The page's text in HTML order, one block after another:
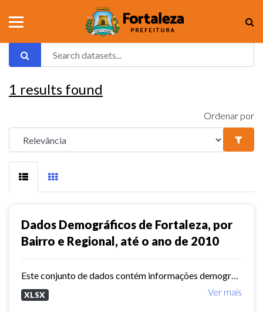
1 results found
Ordenar por
Dados Demográficos de Fortaleza, por
Bairro e Regional, até o ano de 2010
Ver mais
XLSX